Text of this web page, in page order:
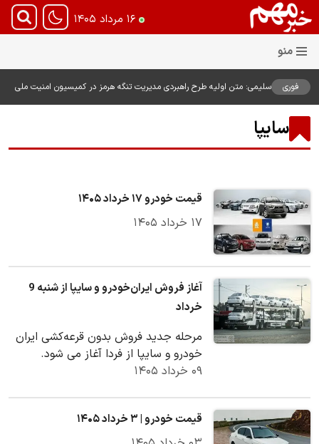
۱۶ مرداد ۱۴۰۵
فوری
سلیمی: متن اولیه طرح راهبردی مدیریت تنگه هرمز در کمیسیون امنیت ملی
سایپا
قیمت خودرو ۱۷ خرداد ۱۴۰۵
۱۷ خرداد ۱۴۰۵
آغاز فروش ایران‌خودرو و سایپا از شنبه 9
خرداد
مرحله جدید فروش بدون قرعه‌کشی ایران
خودرو و سایپا از فردا آغاز می شود.
۰۹ خرداد ۱۴۰۵
قیمت خودرو | ۳ خرداد ۱۴۰۵